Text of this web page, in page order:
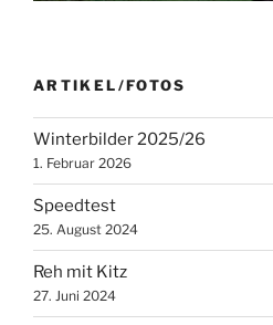
ARTIKEL/FOTOS
Winterbilder 2025/26
1. Februar 2026
Speedtest
25. August 2024
Reh mit Kitz
27. Juni 2024